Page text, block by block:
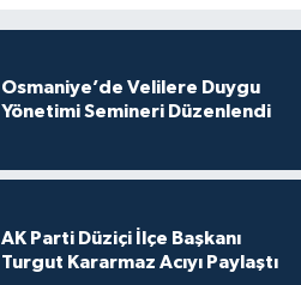
Osmaniye’de Velilere Duygu
Yönetimi Semineri Düzenlendi
AK Parti Düziçi İlçe Başkanı
Turgut Kararmaz Acıyı Paylaştı